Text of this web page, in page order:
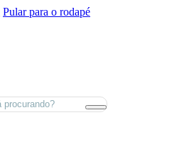
Pular para o rodapé